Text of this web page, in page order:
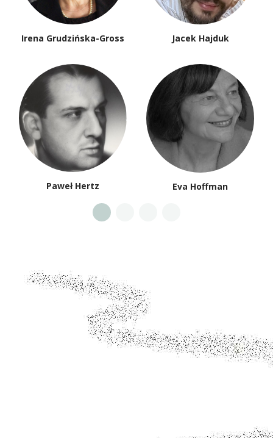
Irena Grudzińska-Gross Jacek Hajduk
Paweł Hertz Eva Hoffman